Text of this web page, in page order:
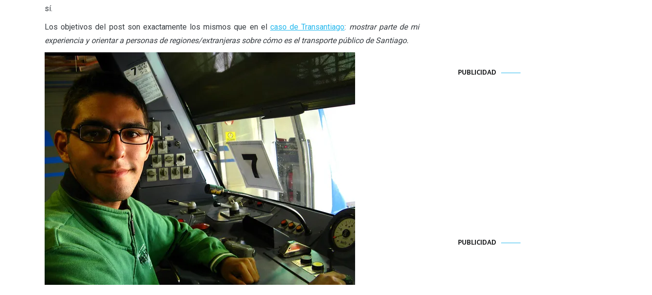
sí.
Los objetivos del post son exactamente los mismos que en el caso de Transantiago: mostrar parte de mi
experiencia y orientar a personas de regiones/extranjeras sobre cómo es el transporte público de Santiago.
PUBLICIDAD
PUBLICIDAD